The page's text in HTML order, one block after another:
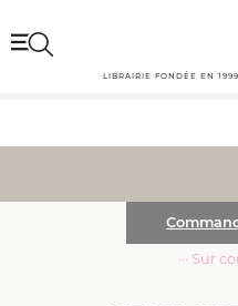
LIBRAIRIE FONDÉE EN
··· Sur